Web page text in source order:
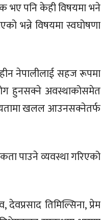
भए पनि केही विषयमा भने
भन्ने विषयमा स्वघोषणा
नेपालीलाई सहज रूपमा
हुनसक्ने अवस्थाकोसमेत
खलल आउनसक्नेतर्फ
पाउने व्यवस्था गरिएको
तिमिल्सिना, प्रेम